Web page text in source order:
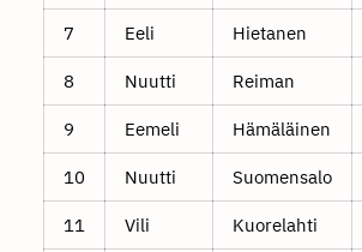
7 Eeli Hietanen
8 Nuutti Reiman
9 Eemeli Hämäläinen
10 Nuutti Suomensalo
11 Vili Kuorelahti